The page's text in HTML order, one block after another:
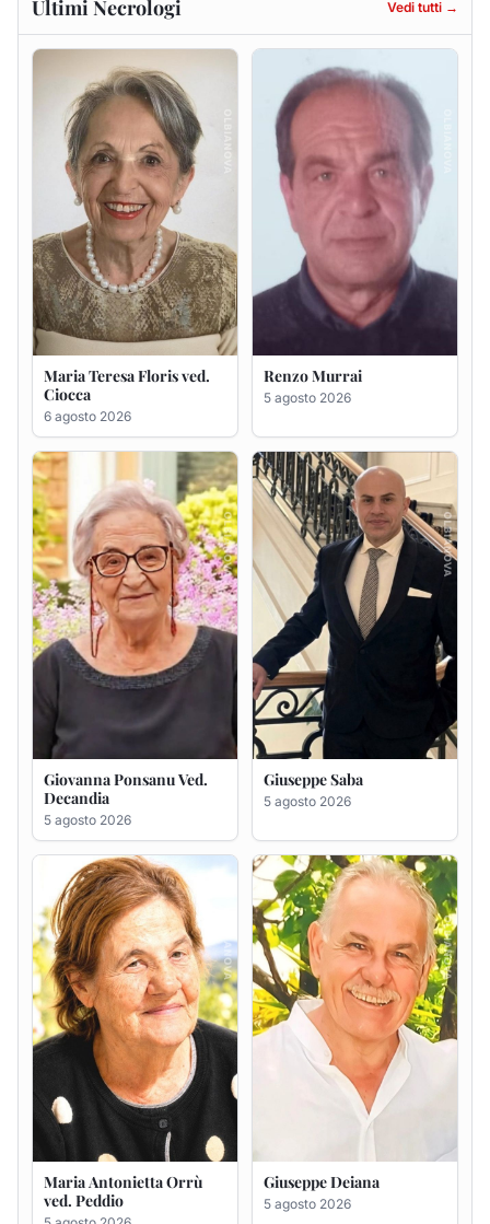
Maria Teresa Floris ved.
6 agosto 2026
Renzo Murrai
5 agosto 2026
Giovanna Ponsanu Ved.
Decandia
5 agosto 2026
Giuseppe Saba
5 agosto 2026
Maria Antonietta Orrù
ved. Peddio
5 agosto 2026
Giuseppe Deiana
5 agosto 2026